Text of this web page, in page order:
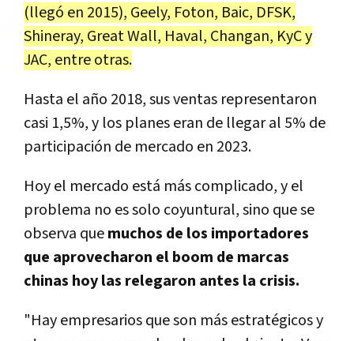
(llegó en 2015), Geely, Foton, Baic, DFSK,
Shineray, Great Wall, Haval, Changan, KyC y
JAC, entre otras.
Hasta el año 2018, sus ventas representaron
casi 1,5%, y los planes eran de llegar al 5% de
participación de mercado en 2023.
Hoy el mercado está más complicado, y el
problema no es solo coyuntural, sino que se
observa quemuchos de los importadores
que aprovecharon el boom de marcas
chinas hoy las relegaron antes la crisis.
"Hay empresarios que son más estratégicos y